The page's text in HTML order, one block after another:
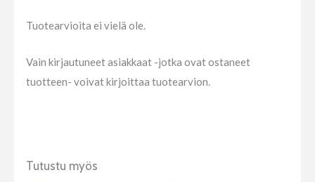
Tuotearvioita ei vielä ole.
Vain kirjautuneet asiakkaat -jotka ovat ostaneet
tuotteen- voivat kirjoittaa tuotearvion.
Tutustu myös